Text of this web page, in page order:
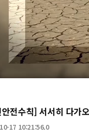
0:00/6:23
전수칙] 서서히 다가
17 10:21:56.0